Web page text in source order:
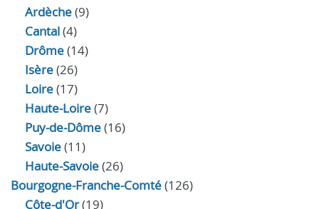
Ardèche(9)
Cantal(4)
Drôme(14)
Isère(26)
Loire(17)
Haute-Loire(7)
Puy-de-Dôme(16)
Savoie(11)
Haute-Savoie(26)
Bourgogne-Franche-Comté(126)
Côte-d'Or(19)